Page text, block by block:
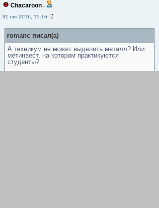
Chacaroon -
31 окт 2016, 15:16
romanc писал(а)
А техникум не может выделить металл? Или
метинвест, на котором практикуются
студенты?